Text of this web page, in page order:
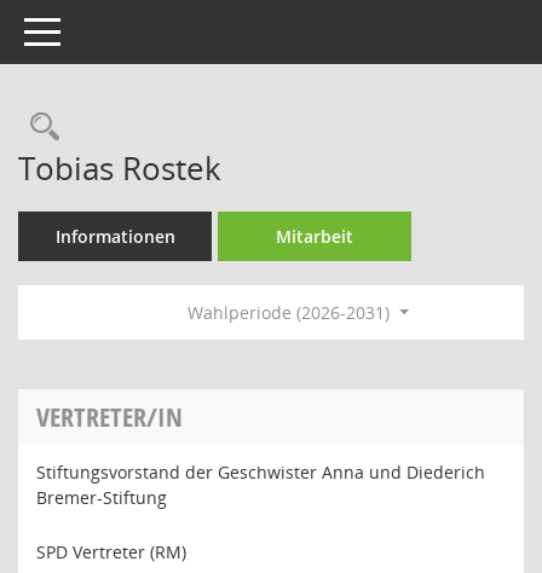
Toggle navigation
Rechercheauswahl
Tobias Rostek
Informationen Mitarbeit
Wahlperiode (2026-2031)
VERTRETER/IN
Stiftungsvorstand der Geschwister Anna und Diederich
Bremer-Stiftung
SPD Vertreter (RM)